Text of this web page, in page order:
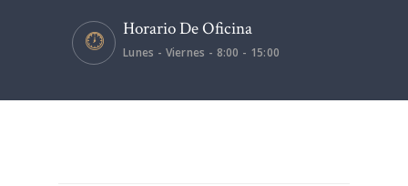
Horario De Oficina
Lunes - Viernes - 8:00 - 15:00